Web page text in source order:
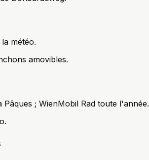
météo.
amovibles.
; WienMobil Rad toute l'année.